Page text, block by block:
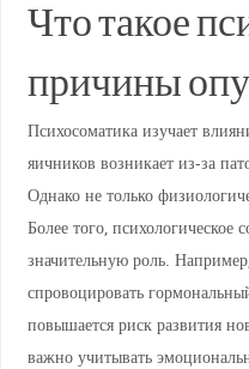
Что такое
причины
Психосоматика изучает
яичников возникает из-за
Однако не только
Более того,
значительную роль.
спровоцировать
повышается риск развития
важно учитывать